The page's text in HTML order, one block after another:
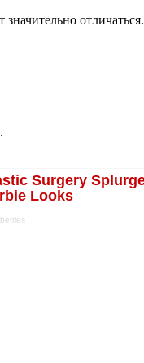
отличаться.